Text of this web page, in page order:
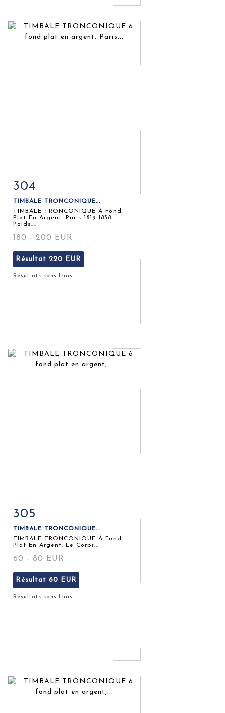
Fiche détaillée
304
TIMBALE TRONCONIQUE...
TIMBALE TRONCONIQUE À Fond
Plat En Argent. Paris 1819-1838.
Poids:...
180 - 200 EUR
Résultat 220 EUR
Résultats sans frais
Fiche détaillée
305
TIMBALE TRONCONIQUE...
TIMBALE TRONCONIQUE À Fond
Plat En Argent, Le Corps...
60 - 80 EUR
Résultat 60 EUR
Résultats sans frais